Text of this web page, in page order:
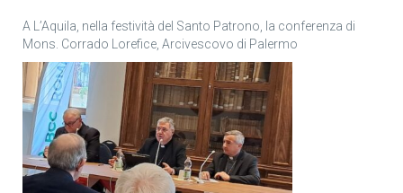
A L’Aquila, nella festività del Santo Patrono, la conferenza di
Mons. Corrado Lorefice, Arcivescovo di Palermo